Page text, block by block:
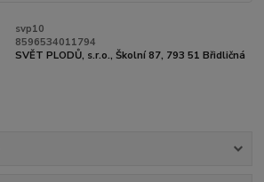
svp10
8596534011794
SVĚT PLODŮ, s.r.o., Školní 87, 793 51 Břidličná